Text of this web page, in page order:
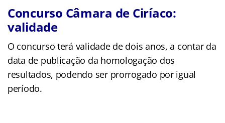
Concurso Câmara de Ciríaco:
validade
O concurso terá validade de dois anos, a contar da
data de publicação da homologação dos
resultados, podendo ser prorrogado por igual
período.